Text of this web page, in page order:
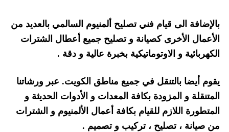
بالإضافة الى قيام فني تصليح ألمنيوم السالمي بالعديد من
الأعمال الأخرى كصيانة و تصليح جميع أعطال الشترات
الكهربائية و الاوتوماتيكية بخبرة عالية و دقة .
يقوم أيضا بالتنقل في جميع مناطق الكويت. عبر ورشاتنا
المتنقلة و المزودة بكافة المعدات و الأدوات الحديثة و
المتطورة اللازم للقيام بكافة أعمال الألمنيوم و الشترات
من صيانة ، تصليح ، تركيب و تصميم .